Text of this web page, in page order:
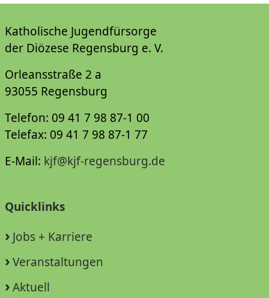
Katholische Jugendfürsorge
der Diözese Regensburg e. V.
Orleansstraße 2 a
93055 Regensburg
Telefon: 09 41 7 98 87-1 00
Telefax: 09 41 7 98 87-1 77
E-Mail: kjf@kjf-regensburg.de
Quicklinks
Jobs + Karriere
Veranstaltungen
Aktuell